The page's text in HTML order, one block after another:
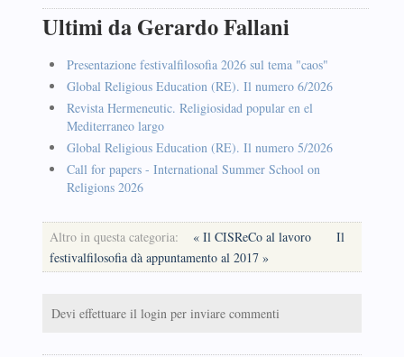
Ultimi da Gerardo Fallani
Presentazione festivalfilosofia 2026 sul tema "caos"
Global Religious Education (RE). Il numero 6/2026
Revista Hermeneutic. Religiosidad popular en el
Mediterraneo largo
Global Religious Education (RE). Il numero 5/2026
Call for papers - International Summer School on
Religions 2026
Altro in questa categoria: « Il CISReCo al lavoro
Il
festivalfilosofia dà appuntamento al 2017 »
Devi effettuare il login per inviare commenti